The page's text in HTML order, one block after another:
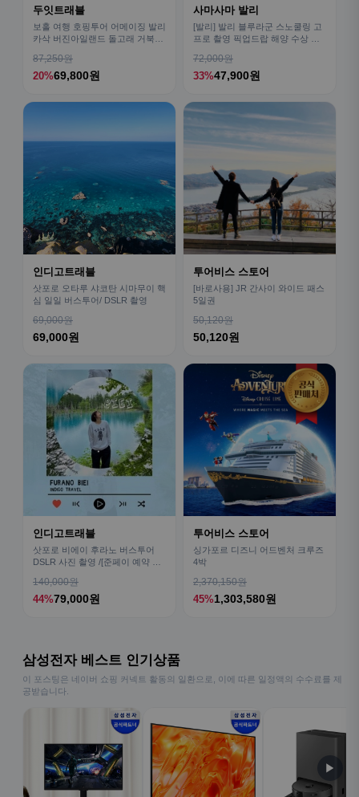
두잇트래블
보홀 여행 호핑투어 어메이징 발리
카삭 버진아일랜드 돌고래 거북이
87,250원
20%69,800원
사마사마 발리
[발리] 발리 블루라군 스노쿨링 고
프로 촬영 픽업드랍 해양 수상 액
72,000원
33%47,900원
인디고트래블
삿포로 오타루 샤코탄 시마무이 핵
심 일일 버스투어/ DSLR 촬영
69,000원
69,000원
투어비스 스토어
[바로사용] JR 간사이 와이드 패스
5일권
50,120원
50,120원
인디고트래블
삿포로 비에이 후라노 버스투어
DSLR 사진 촬영 /[준페이 예약 식
140,000원
44%79,000원
투어비스 스토어
싱가포르 디즈니 어드벤처 크루즈
4박
2,370,150원
45%1,303,580원
삼성전자 베스트 인기상품
이 포스팅은 네이버 쇼핑 커넥트 활동의 일환으로, 이에 따른 일정액의 수수료를 제
공받습니다.
▶